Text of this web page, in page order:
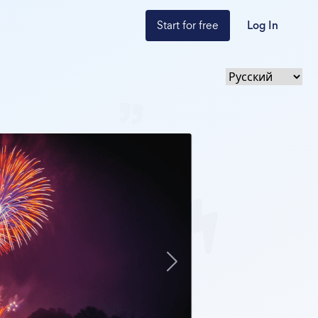
Start for free Log In